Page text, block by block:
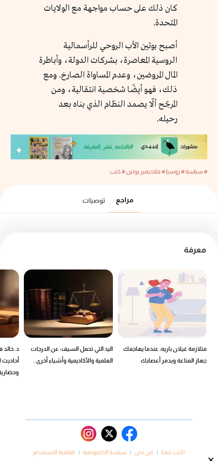
كان ذلك على حساب مواجهة مع الولايات
المتحدة.
أصبح بوتين الأب الروحي للرأسمالية
الروسية المعاصرة، بشركات الدولة، وأباطرة
المال المروضين، وعدم المساواة الصارخ. ومع
ذلك، فهو أيضًا شخصية انتقالية، ومن
المرجّح ألّا يصمد النظام الذي بناه بعد
رحيله.
# سياسة# روسيا # فلاديمير بوتين# كتب
مراجع توصيات
معرفة
متلازمة غيلان باريه: عندما يهاجمك
جهاز المناعة ويدمر أعصابك
اليد التي تحمل السيف: عن الدرجات
العلمية والأكاديمية وأشياء أخرى..
د.
أحاديث
اكتب معنا من نحن سياسة الخصوصية اتفاقية الاستخدام